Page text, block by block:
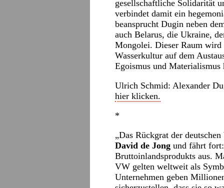
gesellschaftliche Solidarität
verbindet damit ein
beansprucht Dugin neben
auch Belarus, die Ukraine,
Mongolei. Dieser Raum wird
Wasserkultur auf dem
Egoismus und Materialismus
Ulrich Schmid: Alexander
hier klicken.
*
„Das Rückgrat der
David de Jong und fährt
Bruttoinlandsprodukts aus.
VW gelten weltweit als
Unternehmen geben